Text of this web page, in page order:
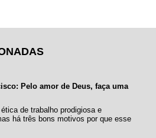
Pelo amor de Deus, faça uma
de trabalho prodigiosa e
há três bons motivos por que esse